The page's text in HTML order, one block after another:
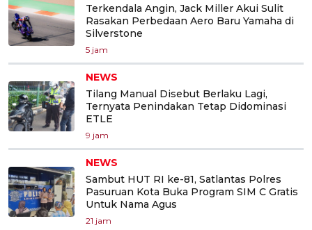
Terkendala Angin, Jack Miller Akui Sulit
Rasakan Perbedaan Aero Baru Yamaha di
Silverstone
5 jam
NEWS
Tilang Manual Disebut Berlaku Lagi,
Ternyata Penindakan Tetap Didominasi
ETLE
9 jam
NEWS
Sambut HUT RI ke-81, Satlantas Polres
Pasuruan Kota Buka Program SIM C Gratis
Untuk Nama Agus
21 jam